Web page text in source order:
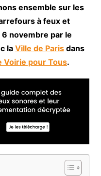
ensemble sur les
à feux et
novembre par le
la Ville de Parisdans
Voirie pour Tous.